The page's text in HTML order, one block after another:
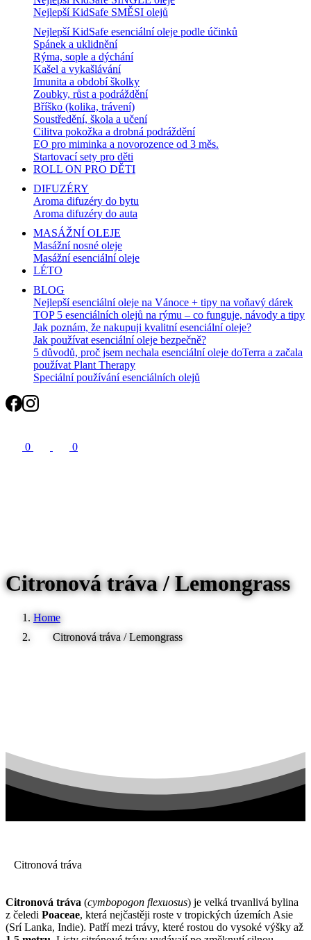
Nejlepší KidSafe SMĚSI olejů
Nejlepší KidSafe esenciální oleje podle účinků
Spánek a uklidnění
Rýma, sople a dýchání
Kašel a vykašlávání
Imunita a období školky
Zoubky, růst a podráždění
Bříško (kolika, trávení)
Soustředění, škola a učení
Cilitva pokožka a drobná podráždění
EO pro miminka a novorozence od 3 měs.
Startovací sety pro děti
ROLL ON PRO DĚTI
DIFUZÉRY
Aroma difuzéry do bytu
Aroma difuzéry do auta
MASÁŽNÍ OLEJE
Masážní nosné oleje
Masážní esenciální oleje
LÉTO
BLOG
Nejlepší esenciální oleje na Vánoce + tipy na voňavý dárek
TOP 5 esenciálních olejů na rýmu – co funguje, návody a tipy
Jak poznám, že nakupuji kvalitní esenciální oleje?
Jak používat esenciální oleje bezpečně?
5 důvodů, proč jsem nechala esenciální oleje doTerra a začala
používat Plant Therapy
Speciální používání esenciálních olejů
0 0
Citronová tráva / Lemongrass
Home
Citronová tráva / Lemongrass
Citronová tráva
Citronová tráva (cymbopogon flexuosus) je velká trvanlivá bylina
z čeledi Poaceae, která nejčastěji roste v tropických územích Asie
(Srí Lanka, Indie). Patří mezi trávy, které rostou do vysoké výšky až